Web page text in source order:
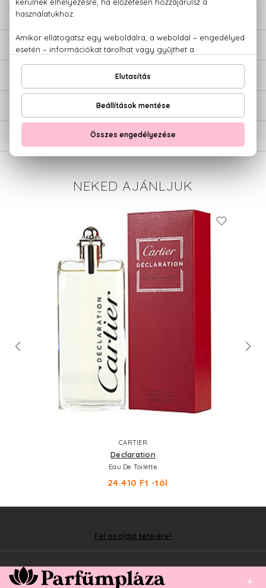
LEÍRÁS
NEKED AJÁNLJUK
CARTIER
Declaration
Eau De Toilette
24.410 Ft -tól
Fel az oldal tetejére!